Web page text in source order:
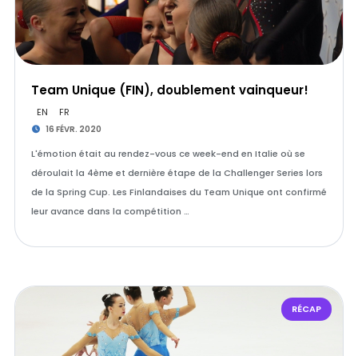
Team Unique (FIN), doublement vainqueur!
EN FR
16 FÉVR. 2020
L'émotion était au rendez-vous ce week-end en Italie où se
déroulait la 4ème et dernière étape de la Challenger Series lors
de la Spring Cup. Les Finlandaises du Team Unique ont confirmé
leur avance dans la compétition …
RÉCAP